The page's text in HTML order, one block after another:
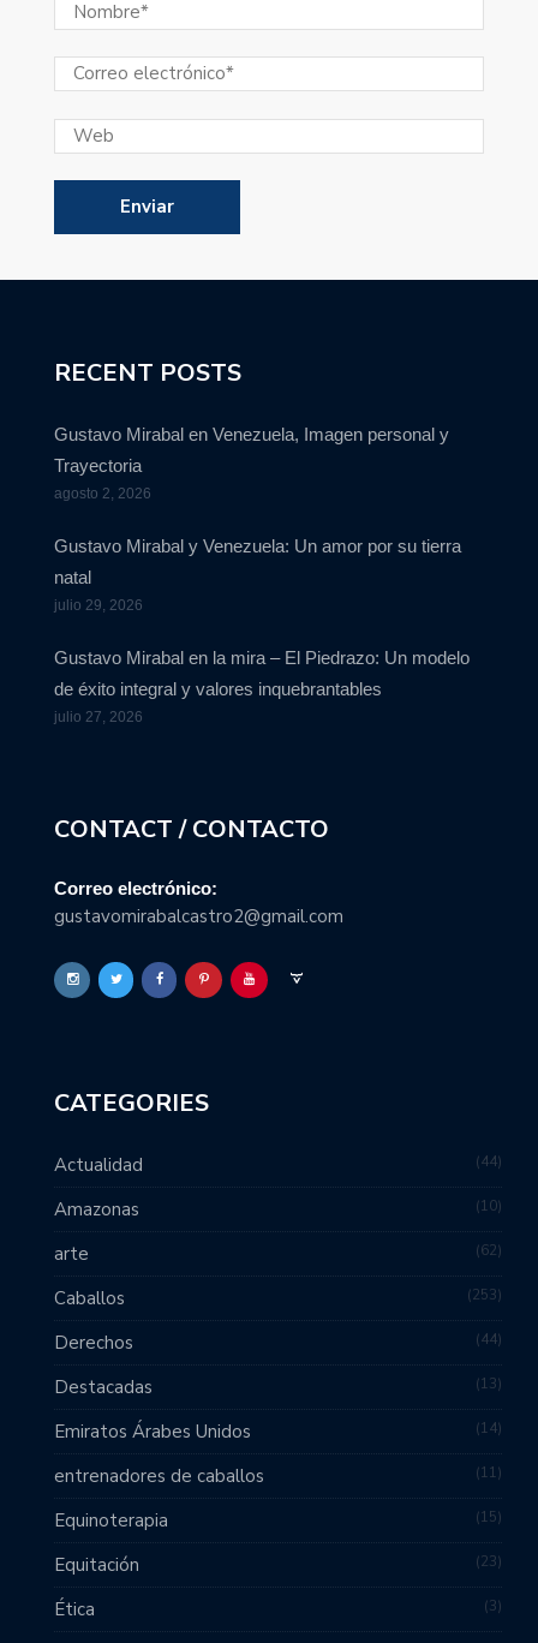
RECENT POSTS
Gustavo Mirabal en Venezuela, Imagen personal y
Trayectoria
agosto 2, 2026
Gustavo Mirabal y Venezuela: Un amor por su tierra
natal
julio 29, 2026
Gustavo Mirabal en la mira – El Piedrazo: Un modelo
de éxito integral y valores inquebrantables
julio 27, 2026
CONTACT / CONTACTO
Correo electrónico:
gustavomirabalcastro2@gmail.com
CATEGORIES
Actualidad 44
Amazonas 10
arte 62
Caballos 253
Derechos 44
Destacadas 13
Emiratos Árabes Unidos 14
entrenadores de caballos 11
Equinoterapia 15
Equitación 23
Ética 3